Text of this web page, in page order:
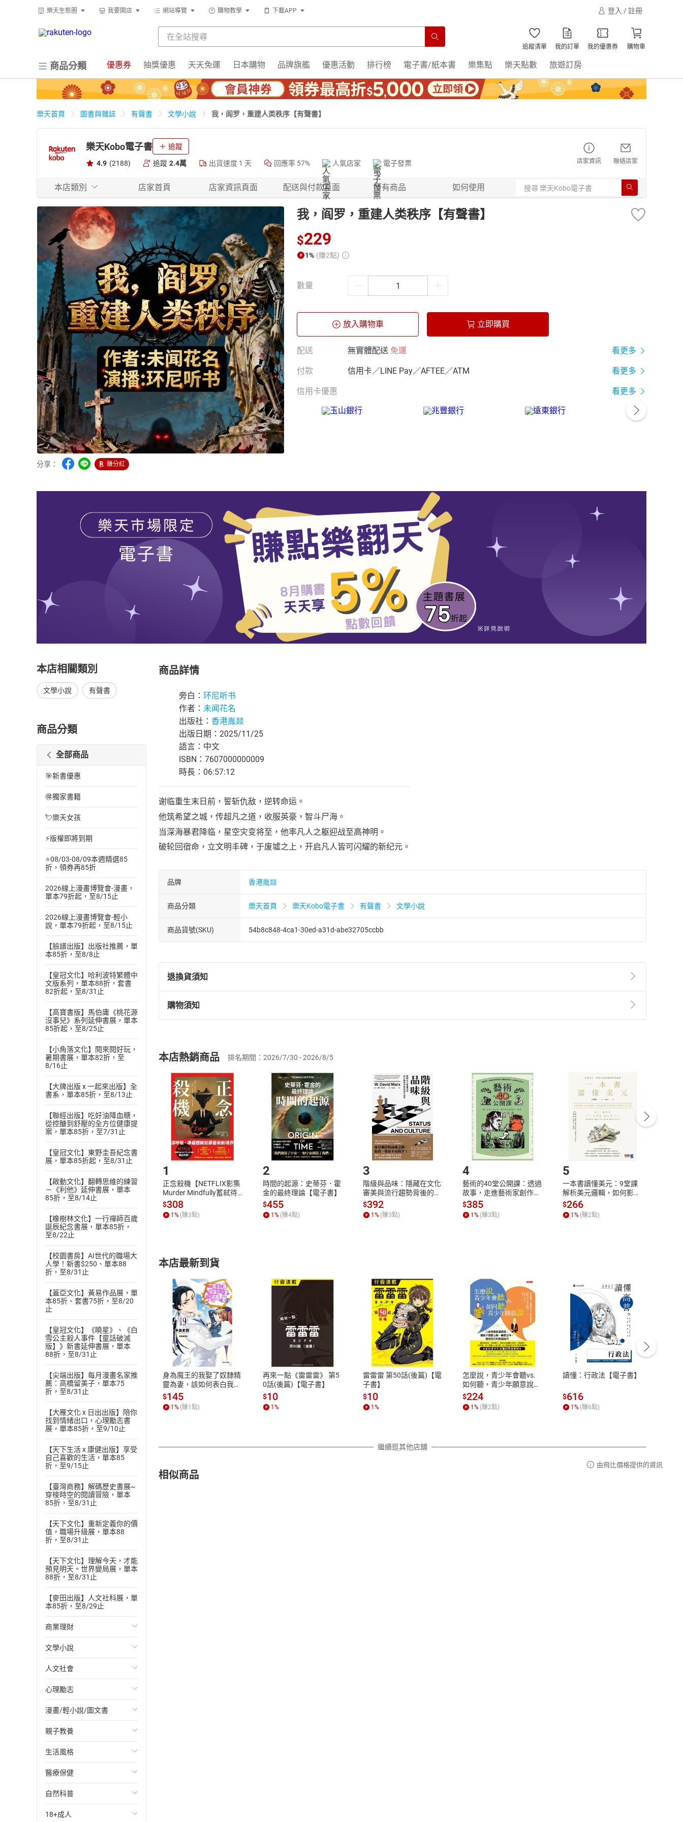
樂天生態圈 我要開店 網站導覽 購物教學 下載APP 登入 / 註冊
追蹤清單 我的訂單 我的優惠券 購物車
商品分類 優惠券 抽獎優惠 天天免運 日本購物 品牌旗艦 優惠活動 排行榜 電子書/紙本書 樂集點 樂天點數 旅遊訂房
樂天首頁 圖書與雜誌 有聲書 文學小說 我，阎罗，重建人类秩序【有聲書】
樂天Kobo電子書 追蹤
4.9 (2188) 追蹤 2.4萬 出貨速度 1 天 回應率 57% 人氣店家 電子發票 店家資訊 聯絡店家
本店類別 店家首頁 店家資訊頁面 配送與付款頁面 所有商品 如何使用
分享： 賺分紅
我，阎罗，重建人类秩序【有聲書】
$229
1% (賺2點)
數量
放入購物車 立即購買
配送 無實體配送 免運 看更多
付款 信用卡／LINE Pay／AFTEE／ATM 看更多
信用卡優惠 看更多
本店相關類別
文學小說 有聲書
商品分類
全部商品
🎯新書優惠
🉐獨家書籍
💘樂天女孩
⚡版權即將到期
⭐08/03-08/09本週精選85
折，領券再85折
2026線上漫畫博覽會-漫畫，
單本79折起，至8/15止
2026線上漫畫博覽會-輕小
說，單本79折起，至8/15止
【臉譜出版】出版社推薦，單
本85折，至8/8止
【皇冠文化】哈利波特繁體中
文版系列，單本88折，套書
82折起，至8/31止
【高寶書版】馬伯庸《桃花源
沒事兒》系列延伸書展，單本
85折起，至8/25止
【小角落文化】閱來閱好玩，
暑期書展，單本82折，至
8/16止
【大牌出版 x 一起來出版】全
書系，單本85折，至8/13止
【聯經出版】吃好油降血糖，
從控醣到舒壓的全方位健康提
案，單本85折，至7/31止
【皇冠文化】東野圭吾紀念書
展，單本85折起，至8/31止
【啟動文化】翻轉思維的練習
－《利他》延伸書展，單本
85折，至8/14止
【橡樹林文化】一行禪師百歲
誕辰紀念書展，單本85折，
至8/22止
【校園書房】AI世代的職場大
人學！新書$250、單本88
折，至8/31止
【蓋亞文化】黃易作品展，單
本85折、套書75折，至8/20
止
【皇冠文化】《曉星》、《白
雪公主殺人事件【童話破滅
版】》新書延伸書展，單本
88折，至8/31止
【尖端出版】每月漫畫名家推
薦：高橋留美子，單本75
折，至8/31止
【大雁文化 x 日出出版】陪你
找到情緒出口，心理勵志書
展，單本85折，至9/10止
【天下生活 x 康健出版】享受
自己喜歡的生活，單本85
折，至9/15止
【臺灣商務】解碼歷史書展~
穿梭時空的閱讀冒險，單本
85折，至8/31止
【天下文化】重新定義你的價
值，職場升級展，單本88
折，至8/31止
【天下文化】理解今天，才能
預見明天。世界變局展，單本
88折，至8/31止
【麥田出版】人文社科展，單
本85折，至8/29止
商業理財
投資理財
經濟/趨勢
財務/金融
管理/領導
職場工作術
成功法
行銷/廣告
傳記
商務/商學
文學小說
歐美文學
日本文學
韓國文學
華文文學
經典文學
成長/家庭生活小說
懸疑/推理小說
科幻/奇幻小說
人文社會
國際關係
政治
社會科學
台灣/中國歷史
日/韓歷史
其他歷史/史學
法律
心理勵志
心靈成長/情緒
人際關係
兩性關係
心理學
漫畫/輕小說/圖文書
輕小說
奇幻/科幻
愛情故事
職場/社會寫實
懸疑/推理
親子教養
教育現場
兒童文學/故事
兒童科普/學習
育兒百科
生活風格
飲食/食譜
健身/美顏
運動/遊戲
醫療保健
健康/養生
常見疾病
自然科普
生物科學
18+成人
商品詳情
旁白： 环尼听书
作者： 未闻花名
出版社： 香港胤燚
出版日期：2025/11/25
語言：中文
ISBN：7607000000009
時長：06:57:12
谢临重生末日前，誓斩仇敌，逆转命运。
他筑希望之城，传超凡之道，收服英豪，智斗尸海。
当深海暴君降临，星空灾变将至，他率凡人之躯迎战至高神明。
破轮回宿命，立文明丰碑，于废墟之上，开启凡人皆可闪耀的新纪元。
品牌 香港胤燚
商品分類 樂天首頁 樂天Kobo電子書 有聲書 文學小說
商品貨號(SKU) 54b8c848-4ca1-30ed-a31d-abe32705ccbb
退換貨須知
退換貨規定：
(一)依消費者保護法第19條第1項後段暨通訊交易解除權合理例外情事適用準則第2條第5款之規定，「非以有形媒介提供之數位
(二)消費者訂購本店鋪之商品即代表知悉本店鋪所銷售之商品為電子書，屬非以有形媒介提供之數位內容，消費者同意若訂購後
且已下載/存取電子書，不得請求退貨退款。
退貨方式：您欲取消訂單或辦理退貨時，請登入樂天市場，並於「我的訂單」中點選「瀏覽訂單明細」
「申請取消訂單/ 退
貨」，本店鋪將依您的申請進行審核，待審核通過後將為您辦理退款事宜。
請注意，樂天市場須以整筆訂單為單位進行取消/退貨，恕無法以單支商品取消/退貨。
購物須知
挑選商品
Choose
放入購物車
Shopping cart
登入帳號
Login
付款方式
Payment
完成訂單
Complete
購書後，如何開始使用？
Step1.選擇閱讀載具 Step2.登入帳號，下載書籍後看書
付款方式
ATM轉帳、信用卡、LINE PAY、AFTEE
退換貨規範
本店是否提供消費者保護法七日猶豫期
之權利，遽消費者保護法及通訊交易解
除權合理例外情事適用準則，依商品性
質各有不同規定。詳細退換貨說明請參
照各商品說明。
客服資訊
服務時間：週一到週五 10:00-12:00、
13:00-17:00 (國定假日及例假日休息)
客服電話：0080-1857077
本店熱銷商品 排名期間：2026/7/30 - 2026/8/5
1
正念殺機【NETFLIX影集
Murder Mindfully蓄弒待
發】【電子書】
$308
1 % (賺3點)
2
時間的起源：史蒂芬．霍
金的最終理論【電子書】
$455
1 % (賺4點)
3
階級與品味：隱藏在文化
審美與流行趨勢背後的地
位渴望【電子書】
$392
1 % (賺3點)
4
藝術的40堂公開課：透過
故事，走進藝術家創作現
場，看藝術如何誕生、如
何形塑人類生活【電子
書】
$385
1% (賺3點)
5
一本書讀懂美元：9堂課
解析美元邏輯，如何影響
全球經濟和每個人的投資
【電子書】
$266
1% (賺2點)
本店最新到貨
身為魔王的我娶了奴隸精
靈為妻，該如何表白我的
愛？(19)【電子書】
$145
1% (賺1點)
再來一點《雷雷雷》 第5
0話(後篇)【電子書】
$10
1%
雷雷雷 第50話(後篇)【電
子書】
$10
1%
怎麼說，青少年會聽vs.
如何聽，青少年願意說
【電子書】
$224
1% (賺2點)
讀懂：行政法【電子書】
$616
1% (賺6點)
繼續逛其他店舖
相似商品
由飛比價格提供的資訊